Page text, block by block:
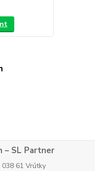
– SL Partner
61 Vrútky